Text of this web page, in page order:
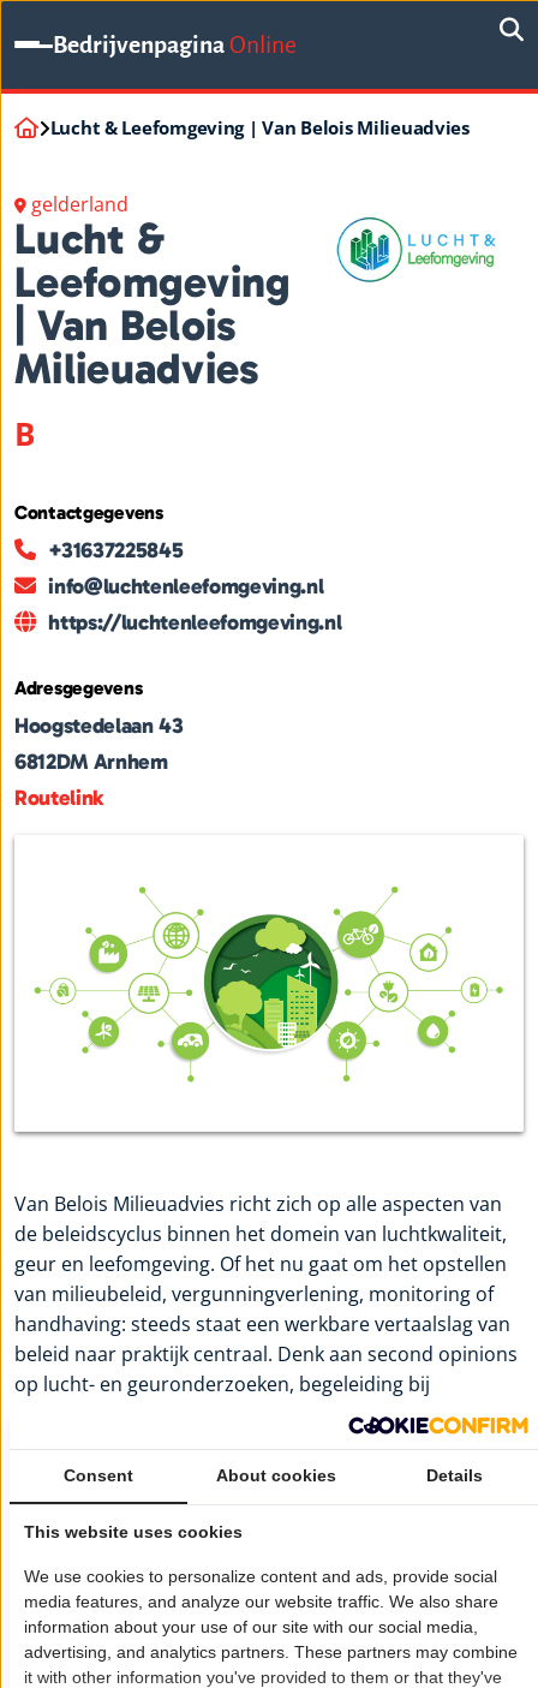
BedrijvenpaginaOnline
Lucht & Leefomgeving | Van Belois Milieuadvies
gelderland
Lucht &
Leefomgeving
| Van Belois
Milieuadvies
B
Contactgegevens
+31637225845
info@luchtenleefomgeving.nl
https://luchtenleefomgeving.nl
Adresgegevens
Hoogstedelaan 43
6812DM Arnhem
Routelink
Van Belois Milieuadvies richt zich op alle aspecten van
de beleidscyclus binnen het domein van luchtkwaliteit,
geur en leefomgeving. Of het nu gaat om het opstellen
van milieubeleid, vergunningverlening, monitoring of
handhaving: steeds staat een werkbare vertaalslag van
beleid naar praktijk centraal. Denk aan second opinions
op lucht- en geuronderzoeken, begeleiding bij
geurklachten, opstellen of evalueren van geurbeleid en
specialistische ondersteuning bij vergunningtrajecten
en ruimtelijke plannen.
Meer informatie:Lucht & Leefomgeving | Van Belois
Milieuadvies
Wil je dat jouw bedrijf hier ook staat? Meld je aan!
Pagina delen op:
Consent About cookies Details
This website uses cookies
We use cookies to personalize content and ads, provide social
media features, and analyze our website traffic. We also share
information about your use of our site with our social media,
advertising, and analytics partners. These partners may combine
it with other information you've provided to them or that they've